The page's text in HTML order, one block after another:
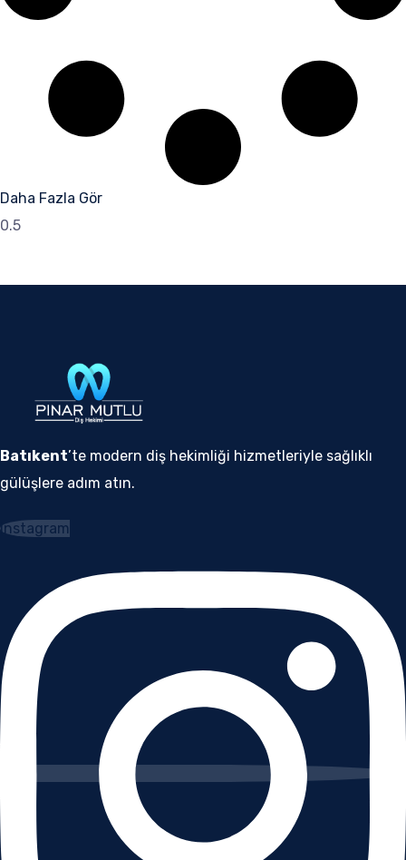
Daha Fazla Gör
Batıkent’te modern diş hekimliği hizmetleriyle sağlıklı
gülüşlere adım atın.
Instagram